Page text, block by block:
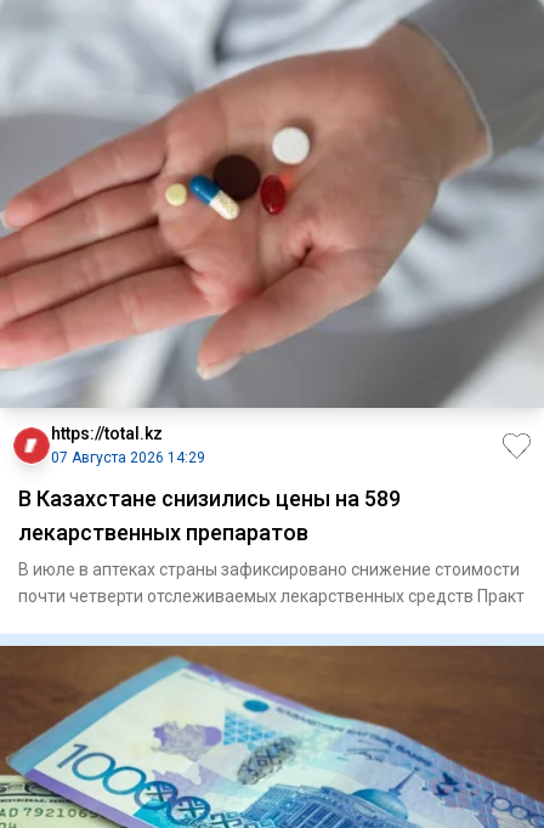
https://total.kz
07 Августа 2026 14:29
В Казахстане снизились цены на 589
лекарственных препаратов
В июле в аптеках страны зафиксировано снижение стоимости
почти четверти отслеживаемых лекарственных средств Практ